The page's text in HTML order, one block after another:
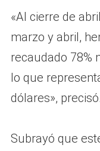
«Al cierre de
marzo y abril,
recaudado 78%
lo que
dólares», precisó.
Subrayó que